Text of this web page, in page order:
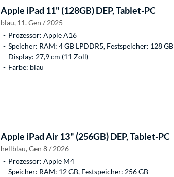
Apple iPad 11" (128GB) DEP, Tablet-PC
blau, 11. Gen / 2025
Prozessor: Apple A16
Speicher: RAM: 4 GB LPDDR5, Festspeicher: 128 GB
Display: 27,9 cm (11 Zoll)
Farbe: blau
Apple iPad Air 13" (256GB) DEP, Tablet-PC
hellblau, Gen 8 / 2026
Prozessor: Apple M4
Speicher: RAM: 12 GB, Festspeicher: 256 GB